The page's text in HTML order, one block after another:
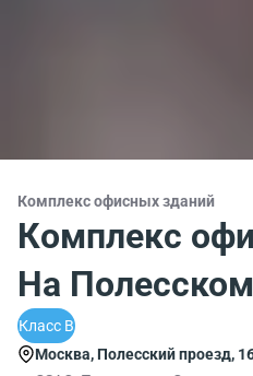
Комплекс офисных зданий
Комплекс
На Полесском
Класс B
Москва, Полесский проезд,